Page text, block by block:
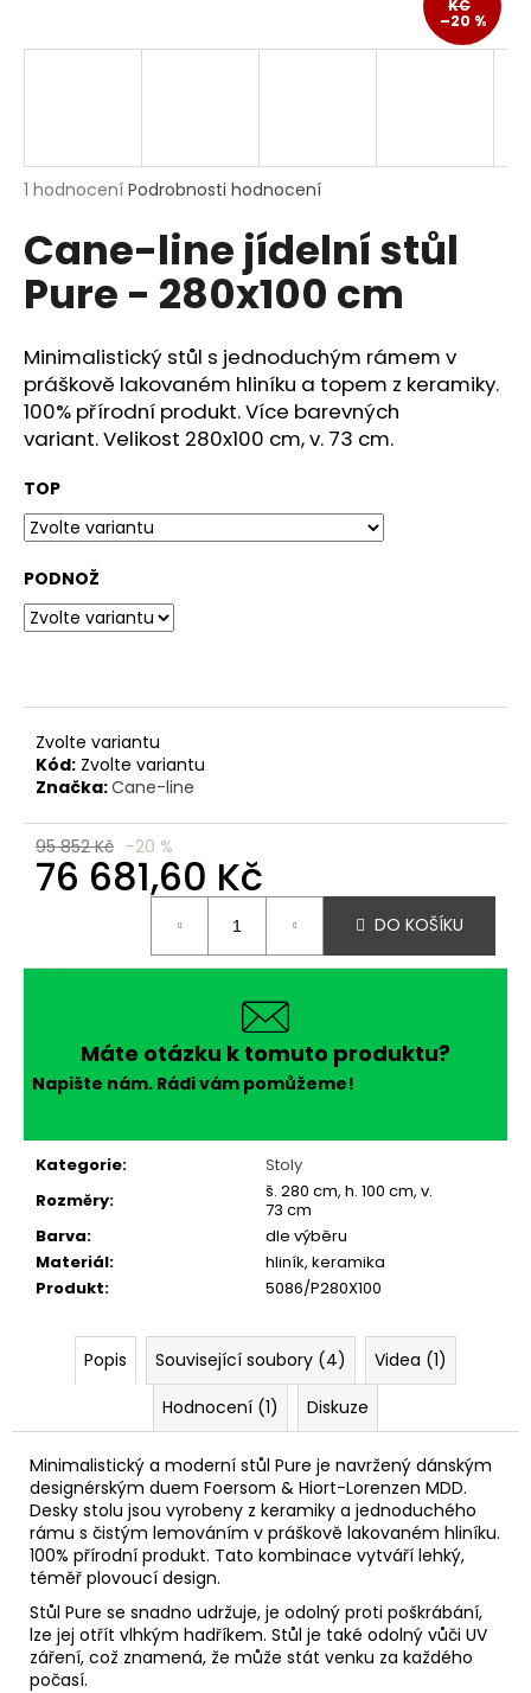
Průměrné
produktu
je
5,0
hvězdiček.
1 hodnocení Podrobnosti hodnocení
Cane-line jídelní stůl
Pure - 280x100 cm
Minimalistický stůl s jednoduchým rámem v
práškově lakovaném hliníku a topem z keramiky.
100% přírodní produkt.Více barevných
variant. Velikost 280x100 cm, v. 73 cm.
TOP
PODNOŽ
Zvolte variantu
Kód: Zvolte variantu
Značka:Cane-line
95 852 Kč –20 %
76 681,60 Kč
DO KOŠÍKU
Máte otázku k tomuto produktu?
Napište nám. Rádi vám pomůžeme!
Kategorie:
Stoly
Rozměry:
š. 280 cm, h. 100 cm, v.
73 cm
Barva:
dle výběru
Materiál:
hliník, keramika
Produkt: 5086/P280X100
KČ
–20 %
Popis Související soubory (4)
Videa (1)
Hodnocení (1)
Diskuze
Minimalistický a moderní stůl Pure je navržený dánským
designérským duem Foersom & Hiort-Lorenzen MDD.
Desky stolu jsou vyrobeny z keramiky a jednoduchého
rámu s čistým lemováním v práškově lakovaném hliníku.
100% přírodní produkt. Tato kombinace vytváří lehký,
téměř plovoucí design.
Stůl Pure se snadno udržuje, je odolný proti poškrábání,
lze jej otřít vlhkým hadříkem. Stůl je také odolný vůči UV
záření, což znamená, že může stát venku za každého
počasí.
j
HLEDAT
D
o
p
o
r
u
č
j
e
m